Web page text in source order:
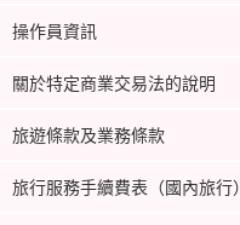
操作員資訊
關於特定商業交易法的說明
旅遊條款及業務條款
旅行服務手續費表（國內旅行）